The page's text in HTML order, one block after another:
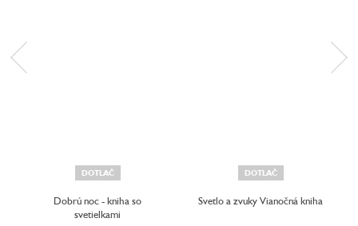
DOTLAČ
Dobrú noc - kniha so
svetielkami
DOTLAČ
Svetlo a zvuky Vianočná kniha